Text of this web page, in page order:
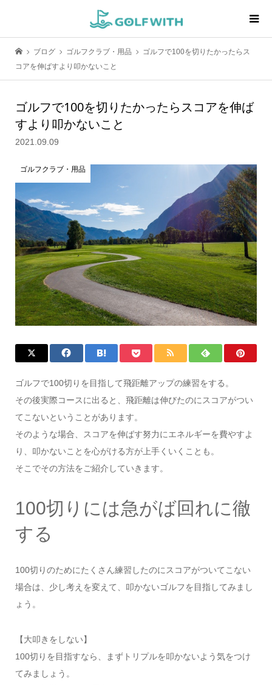
ブログ ゴルフクラブ・用品
ゴルフで100を切りたかったらス
コアを伸ばすより叩かないこと
ゴルフで100を切りたかったらスコアを伸ば
すより叩かないこと
2021.09.09
ゴルフクラブ・用品
ゴルフで100切りを目指して飛距離アップの練習をする。
その後実際コースに出ると、飛距離は伸びたのにスコアがつい
てこないということがあります。
そのような場合、スコアを伸ばす努力にエネルギーを費やすよ
り、叩かないことを心がける方が上手くいくことも。
そこでその方法をご紹介していきます。
100切りには急がば回れに徹
する
100切りのためにたくさん練習したのにスコアがついてこない
場合は、少し考えを変えて、叩かないゴルフを目指してみまし
ょう。
【大叩きをしない】
100切りを目指すなら、まずトリプルを叩かないよう気をつけ
てみましょう。